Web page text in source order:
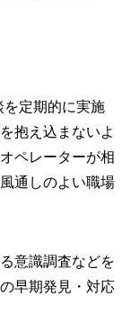
を定期的に実施
抱え込まないよ
ペレーターが相
通しのよい職場
意識調査などを
早期発見・対応